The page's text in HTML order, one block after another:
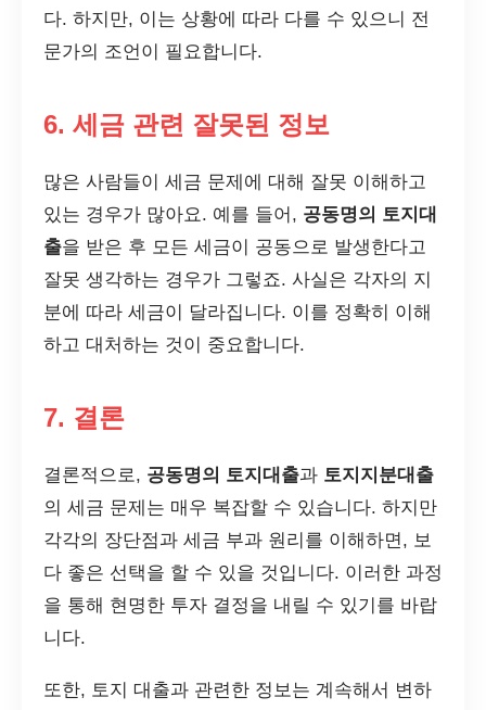
다. 하지만, 이는 상황에 따라 다를 수 있으니 전
문가의 조언이 필요합니다.
6. 세금 관련 잘못된 정보
많은 사람들이 세금 문제에 대해 잘못 이해하고
있는 경우가 많아요. 예를 들어, 공동명의 토지대
출을 받은 후 모든 세금이 공동으로 발생한다고
잘못 생각하는 경우가 그렇죠. 사실은 각자의 지
분에 따라 세금이 달라집니다. 이를 정확히 이해
하고 대처하는 것이 중요합니다.
7. 결론
결론적으로, 공동명의 토지대출과 토지지분대출
의 세금 문제는 매우 복잡할 수 있습니다. 하지만
각각의 장단점과 세금 부과 원리를 이해하면, 보
다 좋은 선택을 할 수 있을 것입니다. 이러한 과정
을 통해 현명한 투자 결정을 내릴 수 있기를 바랍
니다.
또한, 토지 대출과 관련한 정보는 계속해서 변하